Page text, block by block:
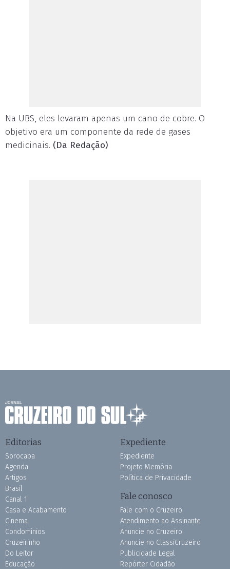
Na UBS, eles levaram apenas um cano de cobre. O
objetivo era um componente da rede de gases
medicinais. (Da Redação)
Editorias
Sorocaba
Agenda
Artigos
Brasil
Canal 1
Casa e Acabamento
Cinema
Condomínios
Cruzeirinho
Do Leitor
Educação
Expediente
Expediente
Projeto Memória
Política de Privacidade
Fale conosco
Fale com o Cruzeiro
Atendimento ao Assinante
Anuncie no Cruzeiro
Anuncie no ClassiCruzeiro
Publicidade Legal
Repórter Cidadão